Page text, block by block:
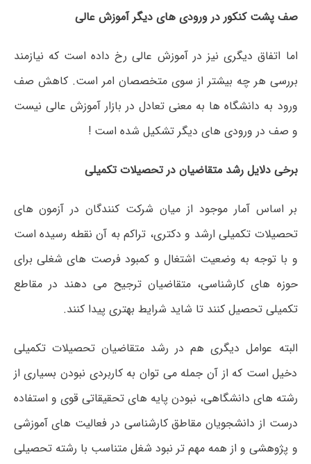
صف پشت کنکور در ورودی های دیگر آموزش عالی
اما اتفاق دیگری نیز در آموزش عالی رخ داده است که نیازمند
بررسی هر چه بیشتر از سوی متخصصان امر است. کاهش صف
ورود به دانشگاه ها به معنی تعادل در بازار آموزش عالی نیست
و صف در ورودی های دیگر تشکیل شده است !
برخی دلایل رشد متقاضیان در تحصیلات تکمیلی
بر اساس آمار موجود از میان شرکت کنندگان در آزمون های
تحصیلات تکمیلی ارشد و دکتری، تراکم به آن نقطه رسیده است
و با توجه به وضعیت اشتغال و کمبود فرصت های شغلی برای
حوزه های کارشناسی، متقاضیان ترجیح می دهند در مقاطع
تکمیلی تحصیل کنند تا شاید شرایط بهتری پیدا کنند.
البته عوامل دیگری هم در رشد متقاضیان تحصیلات تکمیلی
دخیل است که از آن جمله می توان به کاربردی نبودن بسیاری از
رشته های دانشگاهی، نبودن پایه های تحقیقاتی قوی و استفاده
درست از دانشجویان مقاطق کارشناسی در فعالیت های آموزشی
و پژوهشی و از همه مهم تر نبود شغل متناسب با رشته تحصیلی